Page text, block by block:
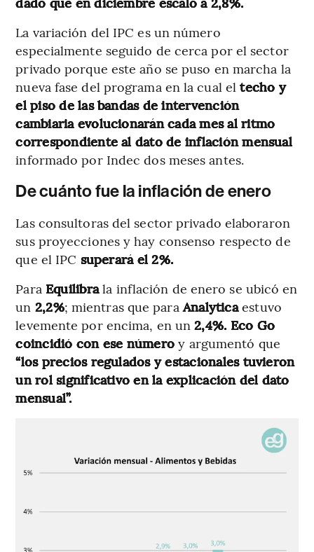
La variación del IPC es un número
especialmente seguido de cerca por el sector
privado porque este año se puso en marcha la
nueva fase del programa en la cual el techo y
el piso de las bandas de intervención
cambiaria evolucionarán cada mes al ritmo
correspondiente al dato de inflación mensual
informado por Indec dos meses antes.
De cuánto fue la inflación de enero
Las consultoras del sector privado elaboraron
sus proyecciones y hay consenso respecto de
que el IPC superará el 2%.
Para Equilibrala inflación de enero se ubicó en
un 2,2%; mientras que paraAnalyticaestuvo
levemente por encima, en un2,4%. Eco Go
coincidió con ese númeroy argumentó que
“los precios regulados y estacionales tuvieron
un rol significativo en la explicación del dato
mensual”.